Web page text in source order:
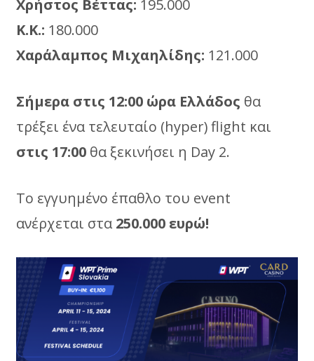
Χρήστος Βέττας: 195.000
Κ.Κ.: 180.000
Χαράλαμπος Μιχαηλίδης: 121.000
Σήμερα στις 12:00 ώρα Ελλάδος θα
τρέξει ένα τελευταίο (hyper) flight και
στις 17:00θα ξεκινήσει η Day 2.
To εγγυημένο έπαθλο του event
ανέρχεται στα 250.000 ευρώ!